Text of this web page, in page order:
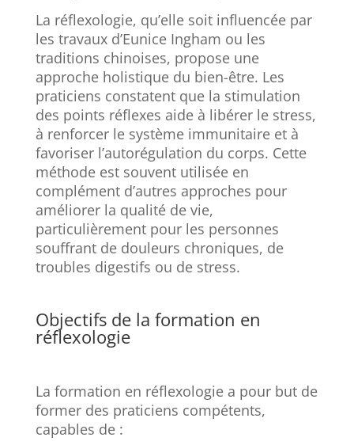
La réflexologie, qu’elle soit influencée par
les travaux d’Eunice Ingham ou les
traditions chinoises, propose une
approche holistique du bien-être. Les
praticiens constatent que la stimulation
des points réflexes aide à libérer le stress,
à renforcer le système immunitaire et à
favoriser l’autorégulation du corps. Cette
méthode est souvent utilisée en
complément d’autres approches pour
améliorer la qualité de vie,
particulièrement pour les personnes
souffrant de douleurs chroniques, de
troubles digestifs ou de stress.
Objectifs de la formation en
réflexologie
La formation en réflexologie a pour but de
former des praticiens compétents,
capables de :